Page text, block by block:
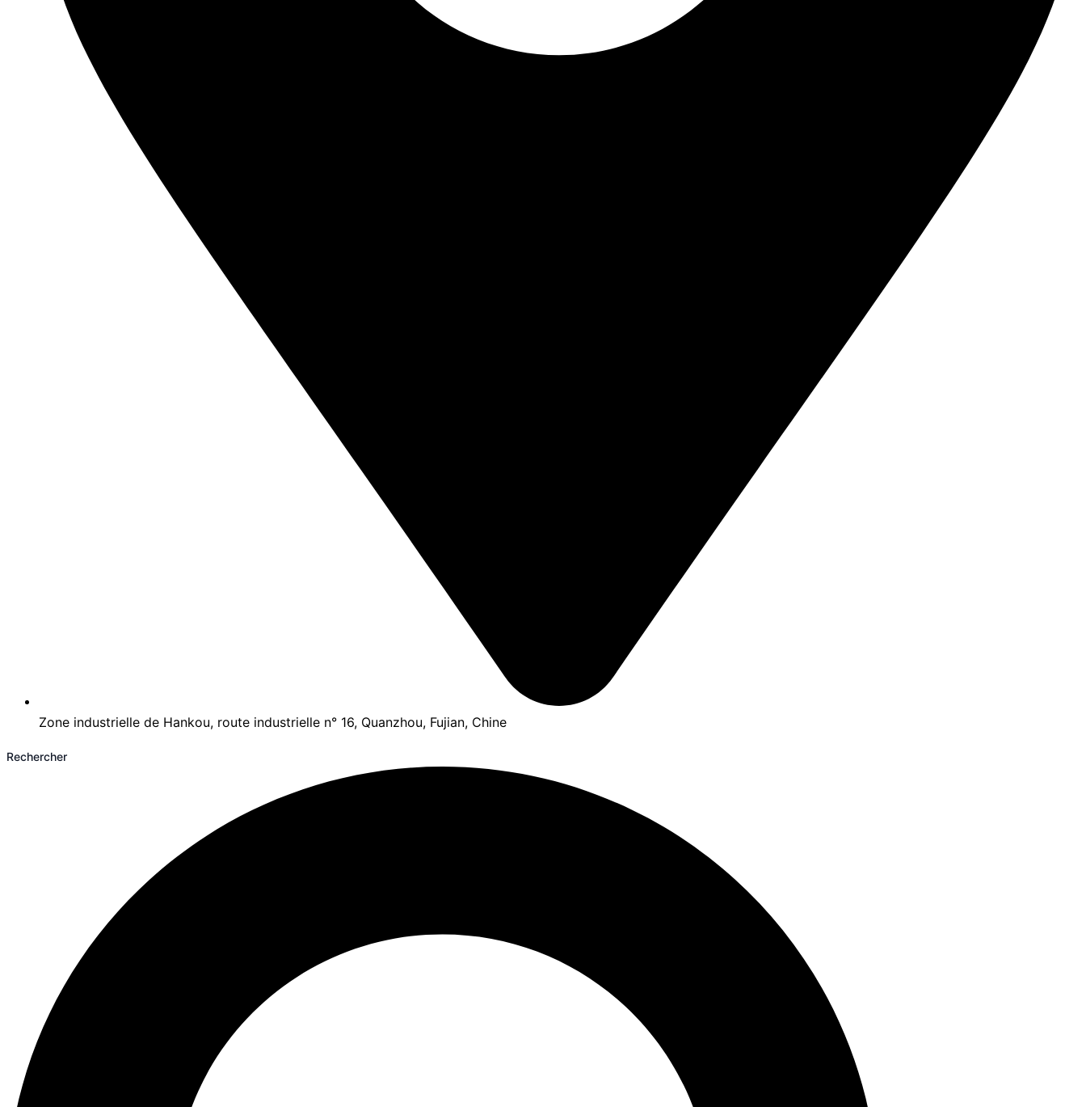
Zone industrielle de Hankou, route industrielle n° 16, Quanzhou, Fujian, Chine
Rechercher